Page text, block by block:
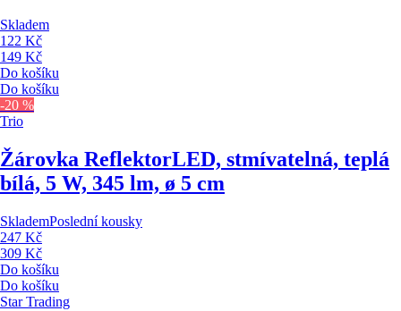
Skladem
122 Kč
149 Kč
Do košíku
Do košíku
-20 %
Trio
Žárovka ReflektorLED, stmívatelná, teplá
bílá, 5 W, 345 lm, ø 5 cm
SklademPoslední kousky
247 Kč
309 Kč
Do košíku
Do košíku
Star Trading